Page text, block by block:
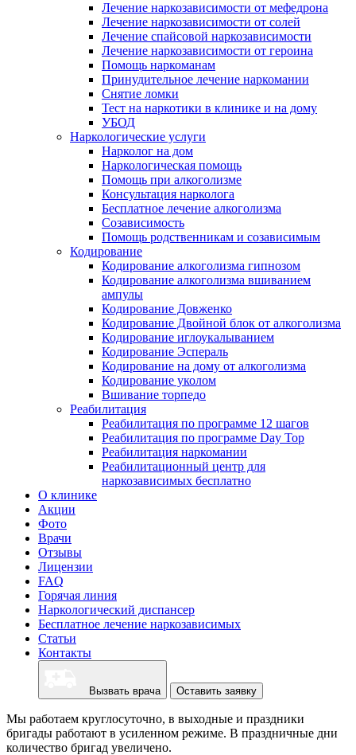
Лечение наркозависимости от мефедрона
Лечение наркозависимости от солей
Лечение спайсовой наркозависимости
Лечение наркозависимости от героина
Помощь наркоманам
Принудительное лечение наркомании
Снятие ломки
Тест на наркотики в клинике и на дому
УБОД
Наркологические услуги
Нарколог на дом
Наркологическая помощь
Помощь при алкоголизме
Консультация нарколога
Бесплатное лечение алкоголизма
Созависимость
Помощь родственникам и созависимым
Кодирование
Кодирование алкоголизма гипнозом
Кодирование алкоголизма вшиванием
ампулы
Кодирование Довженко
Кодирование Двойной блок от алкоголизма
Кодирование иглоукалыванием
Кодирование Эспераль
Кодирование на дому от алкоголизма
Кодирование уколом
Вшивание торпедо
Реабилитация
Реабилитация по программе 12 шагов
Реабилитация по программе Day Top
Реабилитация наркомании
Реабилитационный центр для
наркозависимых бесплатно
О клинике
Акции
Фото
Врачи
Отзывы
Лицензии
FAQ
Горячая линия
Наркологический диспансер
Бесплатное лечение наркозависимых
Статьи
Контакты
Вызвать врача Оставить заявку
Мы работаем круглосуточно, в выходные и праздники
бригады работают в усиленном режиме. В праздничные дни
количество бригад увеличено.